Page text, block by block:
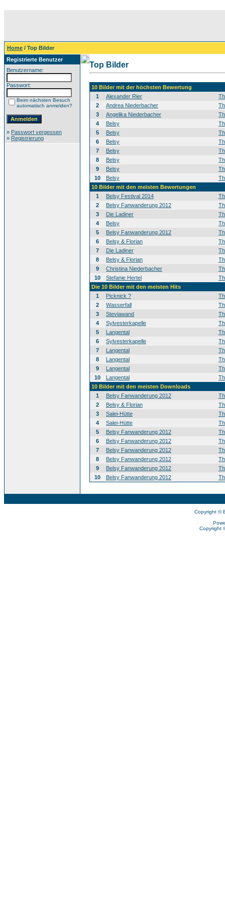
Home / Top Bilder
Registrierte Benutzer
Benutzername:
Passwort:
Beim nächsten Besuch
automatisch anmelden?
» Passwort vergessen
» Registrierung
Top Bilder
10 Bilder mit der höchsten Bewertung
1
Alexander Rier
2
Andrea Niederbacher
3
Angelika Niederbacher
4
Belsy
5
Belsy
6
Belsy
7
Belsy
8
Belsy
9
Belsy
10
Belsy
10 Bilder mit den meisten Bewertungen
1
Belsy Festival 2014
2
Belsy Fanwanderung 2012
3
Die Ladiner
4
Belsy
5
Belsy Fanwanderung 2012
6
Belsy & Florian
7
Die Ladiner
8
Belsy & Florian
9
Christina Niederbacher
10
Stefanie Hertel
Die 10 Bilder mit den meisten Hits
1
Picknick ?
2
Wasserfall
3
Steviawand
4
Sylvesterkapelle
5
Langental
6
Sylvesterkapelle
7
Langental
8
Langental
9
Langental
10
Langental
10 Bilder mit den meisten Downloads
1
Belsy Fanwanderung 2012
2
Belsy & Florian
3
Salei-Hütte
4
Salei-Hütte
5
Belsy Fanwanderung 2012
6
Belsy Fanwanderung 2012
7
Belsy Fanwanderung 2012
8
Belsy Fanwanderung 2012
9
Belsy Fanwanderung 2012
10
Belsy Fanwanderung 2012
Copyright ©
Copyright